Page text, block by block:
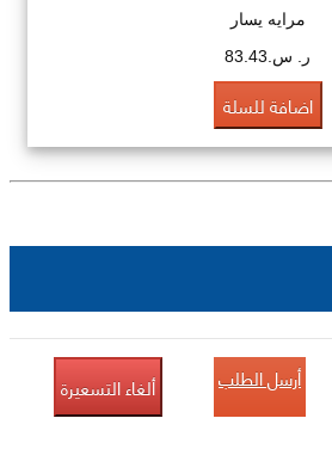
مرايه يسار
ر. س.83.43
اضافة للسلة
أرسل الطلب ألغاء التسعيرة